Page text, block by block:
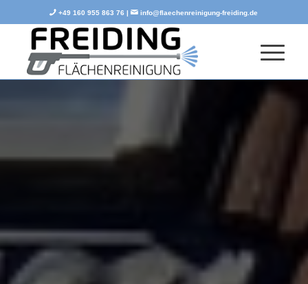
+49 160 955 863 76 | info@flaechenreinigung-freiding.de